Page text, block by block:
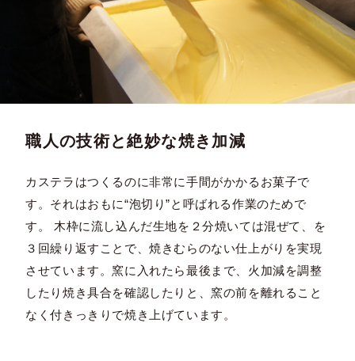
職人の技術と絶妙な焼き加減
カステラはつくるのに非常に手間がかかるお菓子で
す。それはおもに“泡切り”と呼ばれる作業のためで
す。 木枠に流し込んだ生地を２分焼いては混ぜて、を
３回繰り返すことで、焼きむらのない仕上がりを実現
させています。窯に入れたら最後まで、火加減を調整
したり焼き具合を確認したりと、窯の前を離れること
なく付きっきりで焼き上げています。